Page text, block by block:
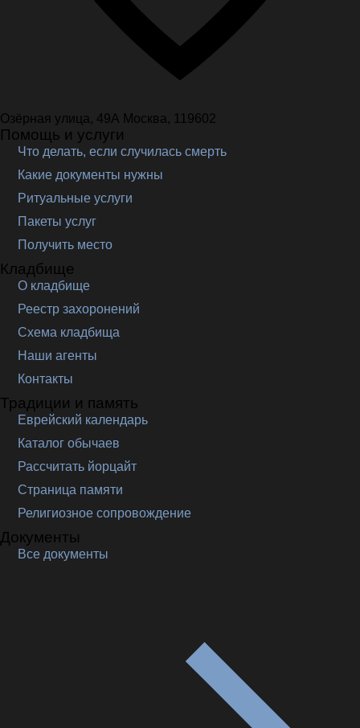
Озёрная улица, 49А Москва, 119602
Помощь и услуги
Что делать, если случилась смерть
Какие документы нужны
Ритуальные услуги
Пакеты услуг
Получить место
Кладбище
О кладбище
Реестр захоронений
Схема кладбища
Наши агенты
Контакты
Традиции и память
Еврейский календарь
Каталог обычаев
Рассчитать йорцайт
Страница памяти
Религиозное сопровождение
Документы
Все документы